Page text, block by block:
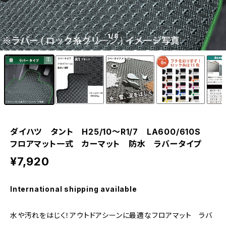
1/8
ダイハツ タント H25/10〜R1/7 LA600/610S
フロアマット一式 カーマット 防水 ラバータイプ
¥7,920
International shipping available
水や汚れをはじく！アウトドアシーンに最適なフロアマット ラバ